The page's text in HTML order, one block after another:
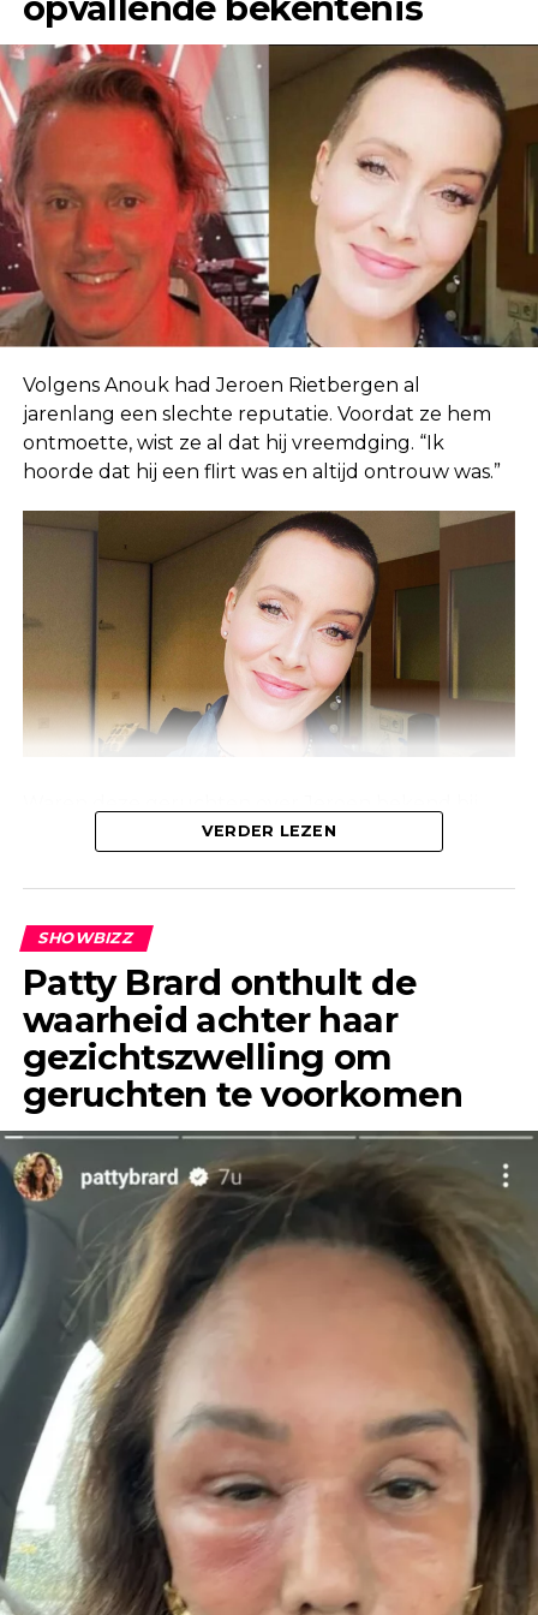
Volgens Anouk had Jeroen Rietbergen al
jarenlang een slechte reputatie. Voordat ze hem
ontmoette, wist ze al dat hij vreemdging. “Ik
hoorde dat hij een flirt was en altijd ontrouw was.”
Linda, of waren ze alleen bekend bij de mensen
geruchten al jaren geleden de ronde deden.
“Het enige wat ik jaren geleden, toen ik Jeroen
nog helemaal niet kende, wel eens had gehoord,
was dat hij een flirt was en altijd ontrouw was,”
vertelt Anouk in gesprek met &C.
VERDER LEZEN
SHOWBIZZ
Patty Brard onthult de
waarheid achter haar
gezichtszwelling om
geruchten te voorkomen